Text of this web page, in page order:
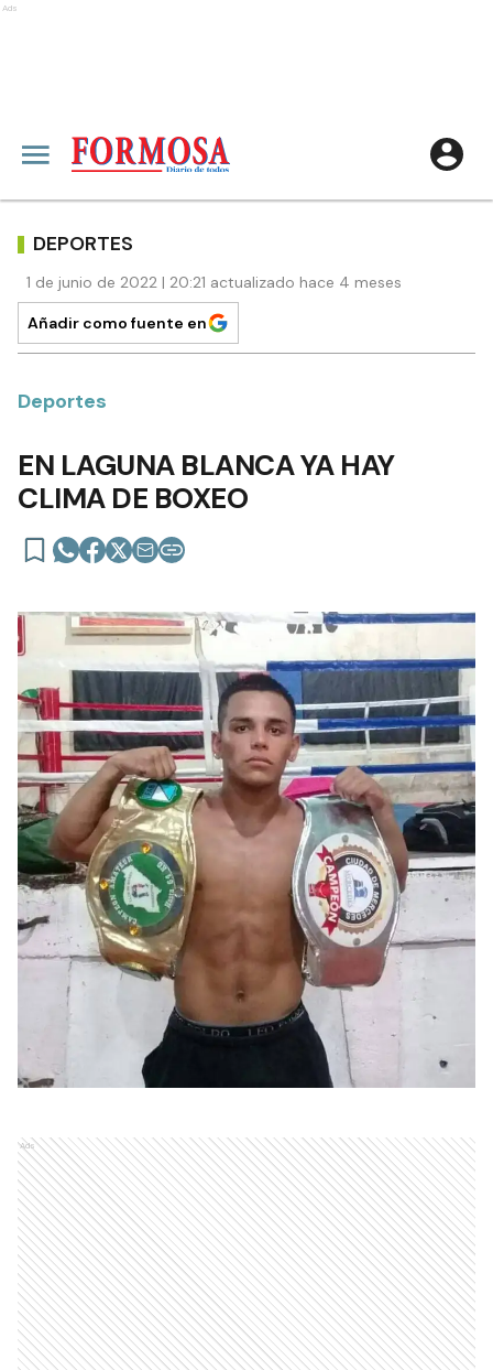
Ads
DEPORTES
1 de junio de 2022 | 20:21 actualizado hace 4 meses
Añadir como fuente en
Deportes
EN LAGUNA BLANCA YA HAY
CLIMA DE BOXEO
Ads